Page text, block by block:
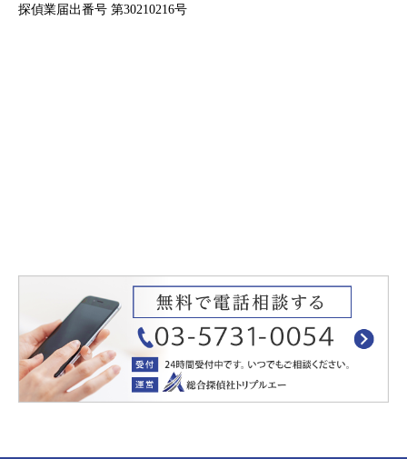
探偵業届出番号 第30210216号